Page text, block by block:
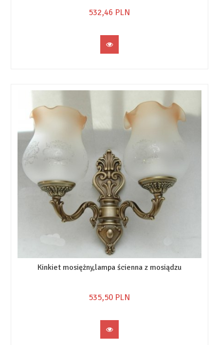
532,46 PLN
Kinkiet mosiężny,lampa ścienna z mosiądzu
535,50 PLN